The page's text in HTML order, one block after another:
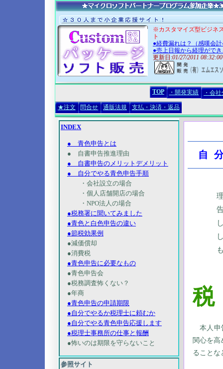
※カスタマイズ型ビジネ
ト
●経費漏れは？（感嘆会
●売上日報から経理ができ
更新日:01/27/2011 08:32:00
TOP ・開発実績 ・会
★注文 問合せ 通販法規 支払・決済・返品
INDEX
● 青色申告とは
● 自書申告推進理由
● 自書申告のメリットデメリット
● 自分でやる青色申告手順
・会社設立の場合
・個人店舗開店の場合
・NPO法人の場合
●税務署に聞いてみました
●青色と白色申告の違い
●節税効果例
●減価償却
●消費税
●青色申告に必要なもの
●青色申告会
●税務調査怖くない？
●年商
●青色申告の申請期限
●自分でやるか税理士に頼むか
●自分でやる青色申告応援します
●税理士事務所の仕事と報酬
●怖いのは期限を守らないこと
参照サイト
自
税
本人申
関心を高
ること